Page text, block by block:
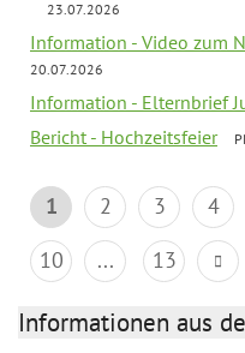
23.07.2026
Information - Video zum
20.07.2026
Information - Elternbrief
Bericht - Hochzeitsfeier
1 2 3 4
10
... 13
Informationen aus